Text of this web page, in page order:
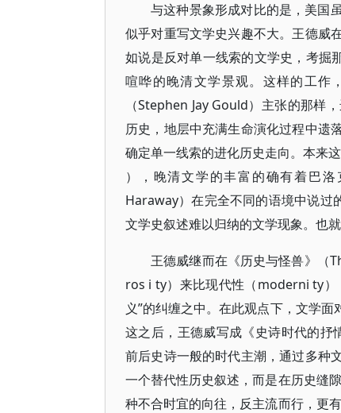
与这种景象形成对比的是，美国
似乎对重写文学史兴趣不大。王德威
如说是反对单一线索的文学史，考掘
喧哗的晚清文学景观。这样的工作
（Stephen Jay Gould）主张的那样
历史，地层中充满生命演化过程中遗
确定单一线索的进化历史走向。本来
），晚清文学的丰富的确有着巴
Haraway）在完全不同的语境中说过
文学史叙述难以归纳的文学现象。也
王德威继而在《历史与怪兽》
ros i ty）来比现代性（moderni ty）
义”的纠缠之中。在此观点下，文学
这之后，王德威写成《史诗时代的
前后史诗一般的时代主潮，通过多种
一个替代性历史叙述，而是在历史缝
种不合时宜的向往，反主流而行，更